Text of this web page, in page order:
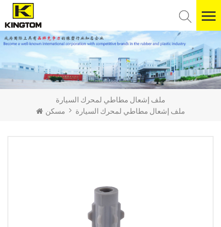
ملف إشعال مطاطي لمحرك السيارة
مسكن
ملف إشعال مطاطي لمحرك السيارة